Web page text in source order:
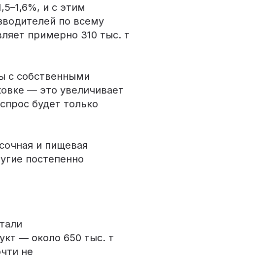
и с этим
по всему
примерно 310 тыс. т
с собственными
— это увеличивает
будет только
и пищевая
постепенно
— около 650 тыс. т
не